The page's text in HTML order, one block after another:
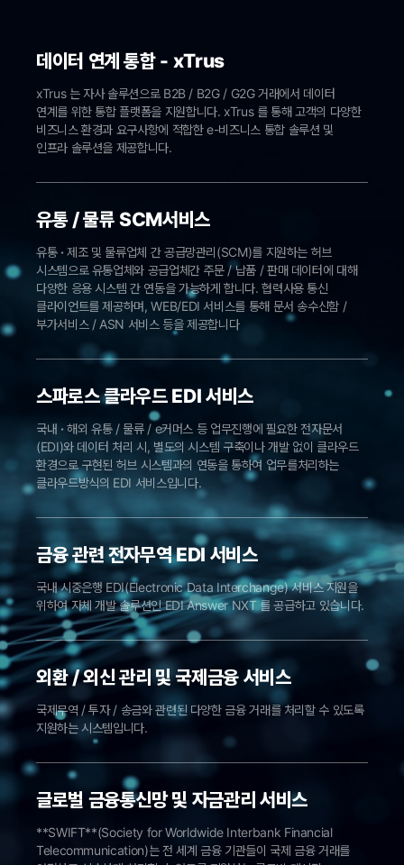
데이터 연계 통합 - xTrus
xTrus 는 자사 솔루션으로 B2B / B2G / G2G 거래에서 데이터
연계를 위한 통합 플랫폼을 지원합니다. xTrus 를 통해 고객의 다양한
비즈니스 환경과 요구사항에 적합한 e-비즈니스 통합 솔루션 및
인프라 솔루션을 제공합니다.
유통 / 물류 SCM서비스
유통 ·제조 및 물류업체 간 공급망관리(SCM)를 지원하는 허브
시스템으로 유통업체와 공급업체간 주문 / 납품 / 판매 데이터에 대해
다양한 응용 시스템 간 연동을 가능하게 합니다. 협력사용 통신
클라이언트를 제공하며, WEB/EDI 서비스를 통해 문서 송수신함 /
부가서비스 / ASN 서비스 등을 제공합니다
스파로스 클라우드 EDI 서비스
국내 ·해외 유통 / 물류 / e커머스 등 업무진행에 필요한 전자문서
(EDI)와 데이터 처리 시, 별도의 시스템 구축이나 개발 없이 클라우드
환경으로 구현된 허브 시스템과의 연동을 통하여 업무를처리하는
클라우드방식의 EDI 서비스입니다.
금융 관련 전자무역 EDI 서비스
국내 시중은행 EDI(Electronic Data Interchange) 서비스 지원을
위하여 자체 개발 솔루션인 EDI Answer NXT 를 공급하고 있습니다.
외환 / 외신 관리 및 국제금융 서비스
국제무역 / 투자 / 송금와 관련된 다양한 금융 거래를 처리할 수 있도록
지원하는 시스템입니다.
글로벌 금융통신망 및 자금관리 서비스
**SWIFT**(Society for Worldwide Interbank Financial
Telecommunication)는 전 세계 금융 기관들이 국제 금융 거래를